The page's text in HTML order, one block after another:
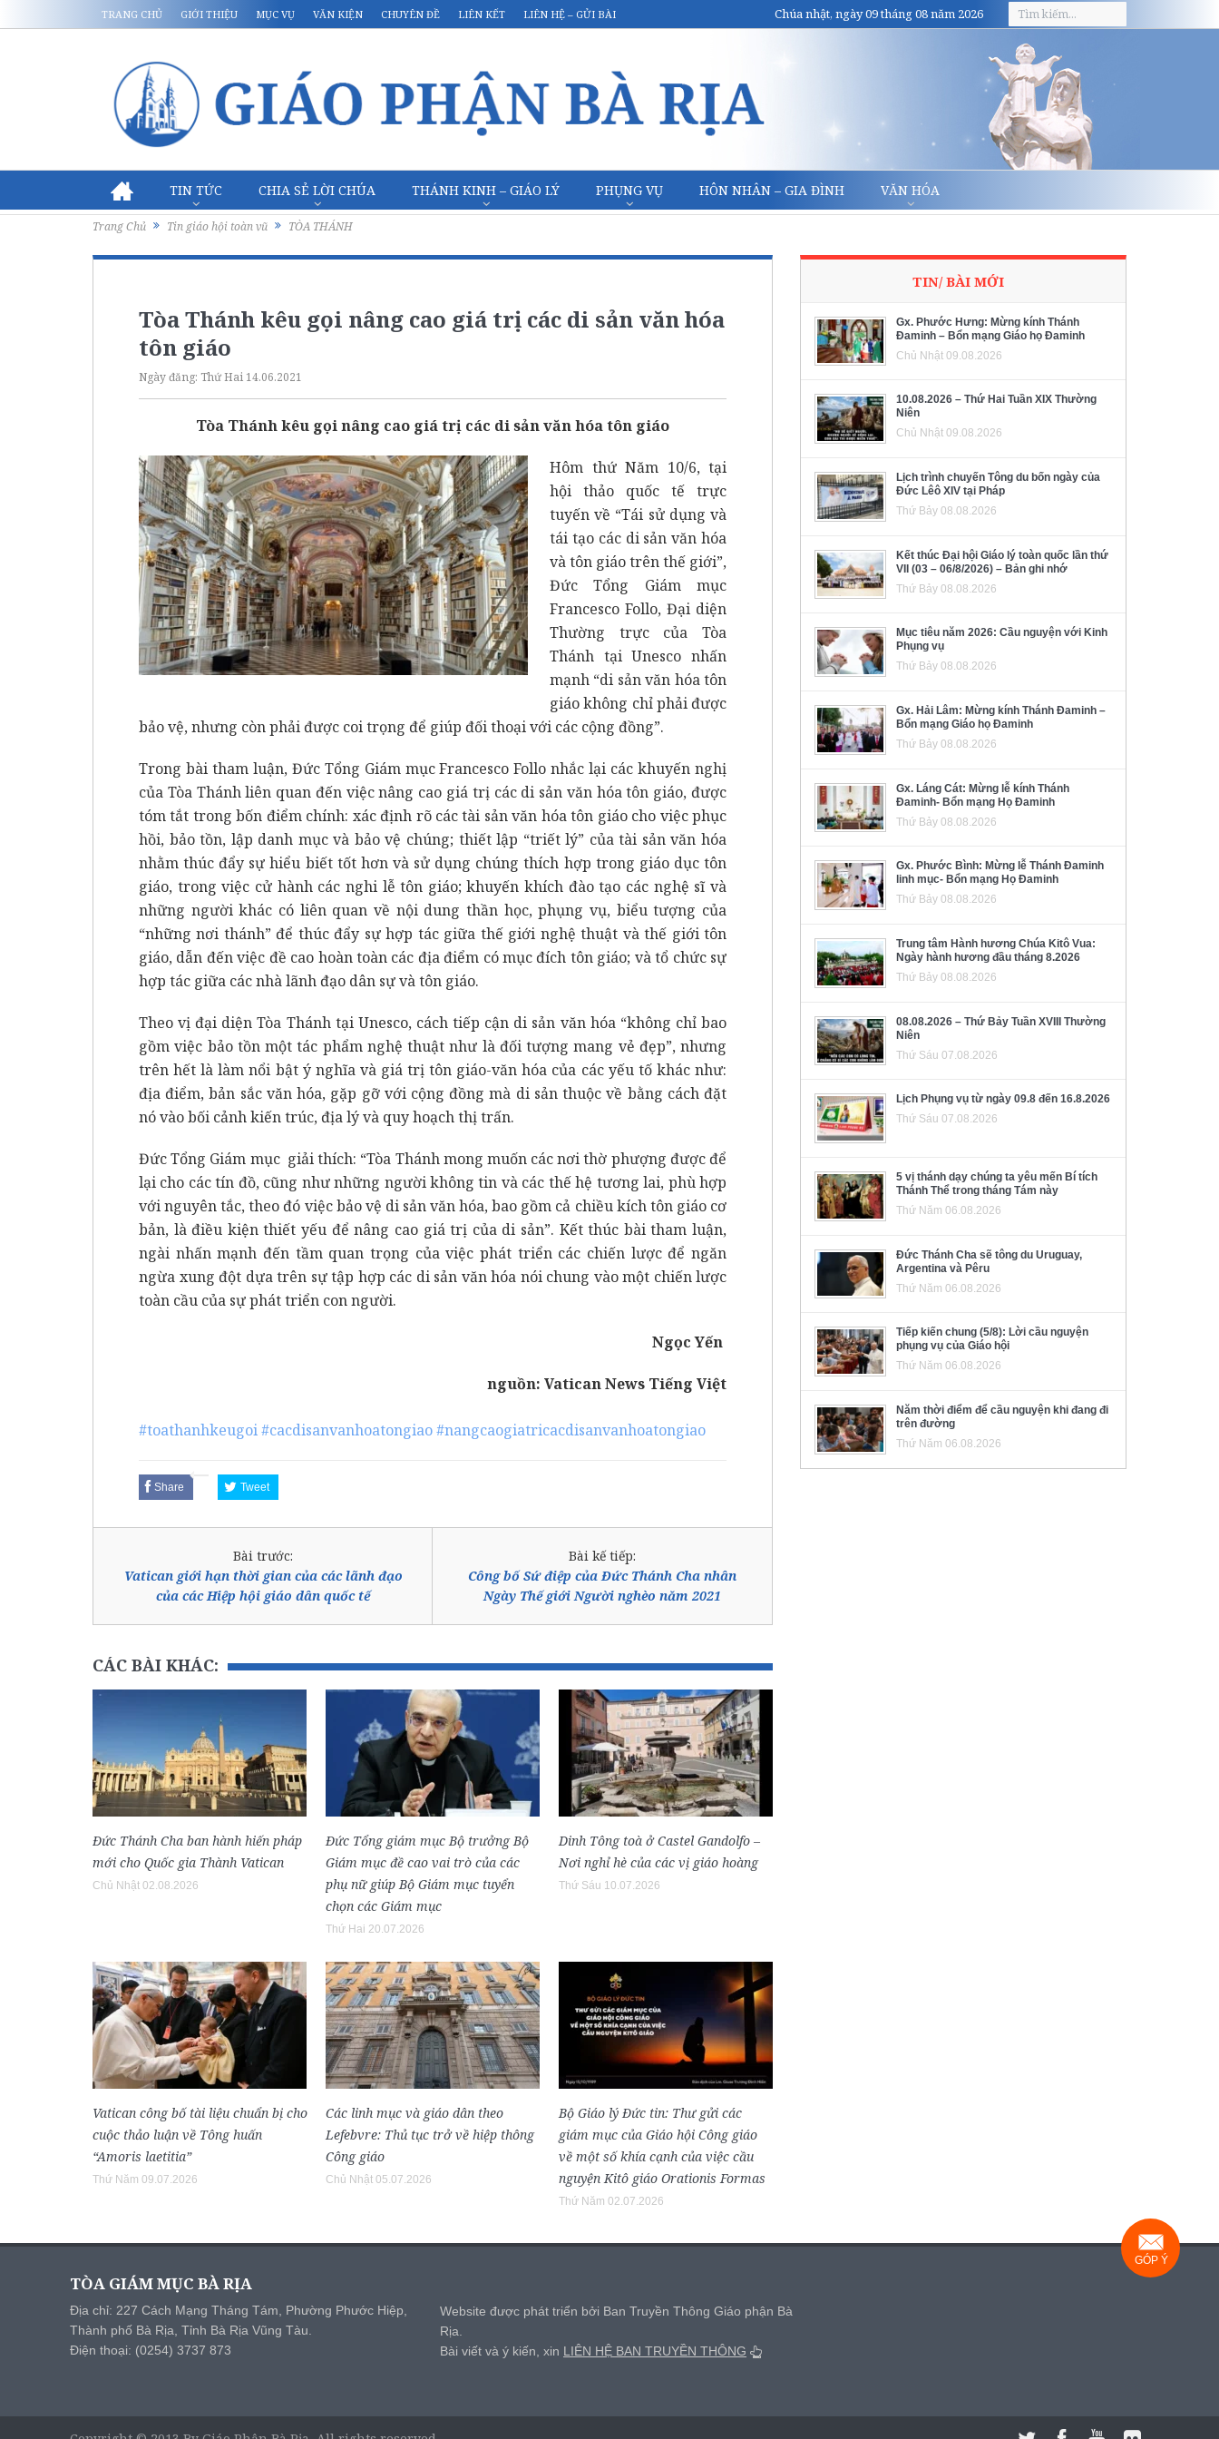
TRANG CHỦ GIỚI THIỆU MỤC VỤ VĂN KIỆN CHUYÊN ĐỀ LIÊN KẾT LIÊN HỆ – GỬI BÀI Chúa nhật, ngày 09 tháng 08 năm 2026
TIN TỨC CHIA SẺ LỜI CHÚA THÁNH KINH – GIÁO LÝ PHỤNG VỤ HÔN NHÂN – GIA ĐÌNH VĂN HÓA
Trang Chủ Tin giáo hội toàn vũ TÒA THÁNH
Tòa Thánh kêu gọi nâng cao giá trị các di sản văn hóa
tôn giáo
Ngày đăng: Thứ Hai 14.06.2021
Tòa Thánh kêu gọi nâng cao giá trị các di sản văn hóa tôn giáo
Hôm thứ Năm 10/6, tại
hội thảo quốc tế trực
tuyến về “Tái sử dụng và
tái tạo các di sản văn hóa
và tôn giáo trên thế giới”,
Đức Tổng Giám mục
Francesco Follo, Đại diện
Thường trực của Tòa
Thánh tại Unesco nhấn
mạnh “di sản văn hóa tôn
giáo không chỉ phải được
bảo vệ, nhưng còn phải được coi trọng để giúp đối thoại với các cộng đồng”.
Trong bài tham luận, Đức Tổng Giám mục Francesco Follo nhắc lại các khuyến nghị
của Tòa Thánh liên quan đến việc nâng cao giá trị các di sản văn hóa tôn giáo, được
tóm tắt trong bốn điểm chính: xác định rõ các tài sản văn hóa tôn giáo cho việc phục
hồi, bảo tồn, lập danh mục và bảo vệ chúng; thiết lập “triết lý” của tài sản văn hóa
nhằm thúc đẩy sự hiểu biết tốt hơn và sử dụng chúng thích hợp trong giáo dục tôn
giáo, trong việc cử hành các nghi lễ tôn giáo; khuyến khích đào tạo các nghệ sĩ và
những người khác có liên quan về nội dung thần học, phụng vụ, biểu tượng của
“những nơi thánh” để thúc đẩy sự hợp tác giữa thế giới nghệ thuật và thế giới tôn
giáo, dẫn đến việc đề cao hoàn toàn các địa điểm có mục đích tôn giáo; và tổ chức sự
hợp tác giữa các nhà lãnh đạo dân sự và tôn giáo.
Theo vị đại diện Tòa Thánh tại Unesco, cách tiếp cận di sản văn hóa “không chỉ bao
gồm việc bảo tồn một tác phẩm nghệ thuật như là đối tượng mang vẻ đẹp”, nhưng
trên hết là làm nổi bật ý nghĩa và giá trị tôn giáo-văn hóa của các yếu tố khác như:
địa điểm, bản sắc văn hóa, gặp gỡ với cộng đồng mà di sản thuộc về bằng cách đặt
nó vào bối cảnh kiến trúc, địa lý và quy hoạch thị trấn.
Đức Tổng Giám mục giải thích: “Tòa Thánh mong muốn các nơi thờ phượng được để
lại cho các tín đồ, cũng như những người không tin và các thế hệ tương lai, phù hợp
với nguyên tắc, theo đó việc bảo vệ di sản văn hóa, bao gồm cả chiều kích tôn giáo cơ
bản, là điều kiện thiết yếu để nâng cao giá trị của di sản”. Kết thúc bài tham luận,
ngài nhấn mạnh đến tầm quan trọng của việc phát triển các chiến lược để ngăn
ngừa xung đột dựa trên sự tập hợp các di sản văn hóa nói chung vào một chiến lược
toàn cầu của sự phát triển con người.
Ngọc Yến
nguồn: Vatican News Tiếng Việt
#toathanhkeugoi#cacdisanvanhoatongiao#nangcaogiatricacdisanvanhoatongiao
Share Tweet
Bài trước:
Vatican giới hạn thời gian của các lãnh đạo
của các Hiệp hội giáo dân quốc tế
Bài kế tiếp:
Công bố Sứ điệp của Đức Thánh Cha nhân
Ngày Thế giới Người nghèo năm 2021
CÁC BÀI KHÁC:
Đức Thánh Cha ban hành hiến pháp
mới cho Quốc gia Thành Vatican
Chủ Nhật 02.08.2026
Đức Tổng giám mục Bộ trưởng Bộ
Giám mục đề cao vai trò của các
phụ nữ giúp Bộ Giám mục tuyển
chọn các Giám mục
Thứ Hai 20.07.2026
Dinh Tông toà ở Castel Gandolfo –
Nơi nghỉ hè của các vị giáo hoàng
Thứ Sáu 10.07.2026
Vatican công bố tài liệu chuẩn bị cho
cuộc thảo luận về Tông huấn
“Amoris laetitia”
Thứ Năm 09.07.2026
Các linh mục và giáo dân theo
Lefebvre: Thủ tục trở về hiệp thông
Công giáo
Chủ Nhật 05.07.2026
Bộ Giáo lý Đức tin: Thư gửi các
giám mục của Giáo hội Công giáo
về một số khía cạnh của việc cầu
nguyện Kitô giáo Orationis Formas
Thứ Năm 02.07.2026
TIN/ BÀI MỚI
Gx. Phước Hưng: Mừng kính Thánh
Đaminh – Bổn mạng Giáo họ Đaminh
Chủ Nhật 09.08.2026
10.08.2026 – Thứ Hai Tuần XIX Thường
Niên
Chủ Nhật 09.08.2026
Lịch trình chuyến Tông du bốn ngày của
Đức Lêô XIV tại Pháp
Thứ Bảy 08.08.2026
Kết thúc Đại hội Giáo lý toàn quốc lần thứ
VII (03 – 06/8/2026) – Bản ghi nhớ
Thứ Bảy 08.08.2026
Mục tiêu năm 2026: Cầu nguyện với Kinh
Phụng vụ
Thứ Bảy 08.08.2026
Gx. Hải Lâm: Mừng kính Thánh Đaminh –
Bổn mạng Giáo họ Đaminh
Thứ Bảy 08.08.2026
Gx. Láng Cát: Mừng lễ kính Thánh
Đaminh- Bổn mạng Họ Đaminh
Thứ Bảy 08.08.2026
Gx. Phước Bình: Mừng lễ Thánh Đaminh
linh mục- Bổn mạng Họ Đaminh
Thứ Bảy 08.08.2026
Trung tâm Hành hương Chúa Kitô Vua:
Ngày hành hương đầu tháng 8.2026
Thứ Bảy 08.08.2026
08.08.2026 – Thứ Bảy Tuần XVIII Thường
Niên
Thứ Sáu 07.08.2026
Lịch Phụng vụ từ ngày 09.8 đến 16.8.2026
Thứ Sáu 07.08.2026
5 vị thánh dạy chúng ta yêu mến Bí tích
Thánh Thể trong tháng Tám này
Thứ Năm 06.08.2026
Đức Thánh Cha sẽ tông du Uruguay,
Argentina và Pêru
Thứ Năm 06.08.2026
Tiếp kiến chung (5/8): Lời cầu nguyện
phụng vụ của Giáo hội
Thứ Năm 06.08.2026
Năm thời điểm để cầu nguyện khi đang đi
trên đường
Thứ Năm 06.08.2026
TÒA GIÁM MỤC BÀ RỊA
Địa chỉ: 227 Cách Mạng Tháng Tám, Phường Phước Hiệp,
Thành phố Bà Rịa, Tỉnh Bà Rịa Vũng Tàu.
Điện thoại: (0254) 3737 873
Website được phát triển bởi Ban Truyền Thông Giáo phận Bà
Rịa.
Bài viết và ý kiến, xin LIÊN HỆ BAN TRUYỀN THÔNG
GÓP Ý